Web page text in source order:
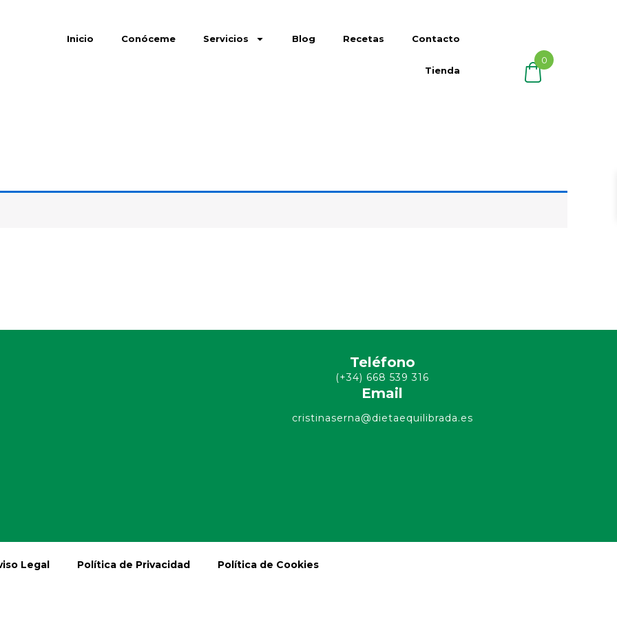
Inicio Conóceme Servicios Blog Recetas Contacto
Tienda
Teléfono
(+34) 668 539 316
Email
cristinaserna@dietaequilibrada.es
Legal Política de Privacidad Política de Cookies
0